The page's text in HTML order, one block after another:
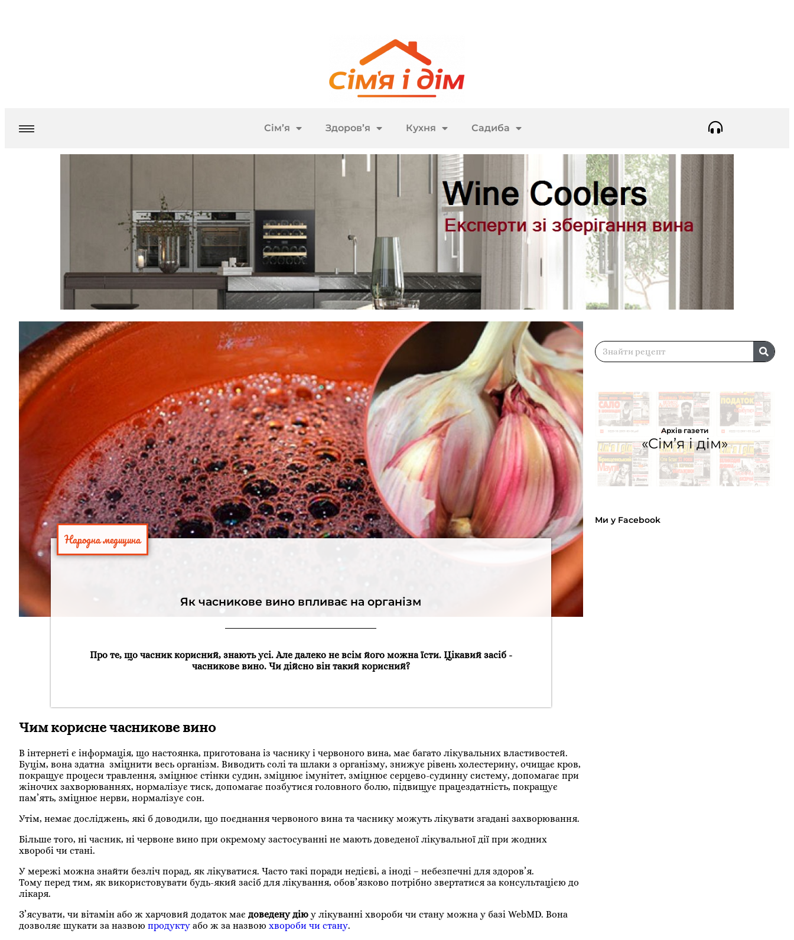
Сім’я Здоров’я Кухня Садиба
Народна медицина
Як часникове вино впливає на організм
Про те, що часник корисний, знають усі. Але далеко не всім його можна їсти. Цікавий засіб -
часникове вино. Чи дійсно він такий корисний?
Чим корисне часникове вино
В інтернеті є інформація, що настоянка, приготована із часнику і червоного вина, має багато лікувальних властивостей.
Буцім, вона здатна зміцнити весь організм. Виводить солі та шлаки з організму, знижує рівень холестерину, очищає кров,
покращує процеси травлення, зміцнює стінки судин, зміцнює імунітет, зміцнює серцево-судинну систему, допомагає при
жіночих захворюваннях, нормалізує тиск, допомагає позбутися головного болю, підвищує працездатність, покращує
пам’ять, зміцнює нерви, нормалізує сон.
Утім, немає досліджень, які б доводили, що поєднання червоного вина та часнику можуть лікувати згадані захворювання.
Більше того, ні часник, ні червоне вино при окремому застосуванні не мають доведеної лікувальної дії при жодних
хворобі чи стані.
У мережі можна знайти безліч порад, як лікуватися. Часто такі поради недієві, а іноді – небезпечні для здоров’я.
Тому перед тим, як використовувати будь-який засіб для лікування, обов’язково потрібно звертатися за консультацією до
лікаря.
З’ясувати, чи вітамін або ж харчовий додаток має доведену дію у лікуванні хвороби чи стану можна у базі WebMD. Вона
дозволяє шукати за назвою продукту або ж за назвою хвороби чи стану.
Архів газети
«Сім’я і дім»
Ми у Facebook